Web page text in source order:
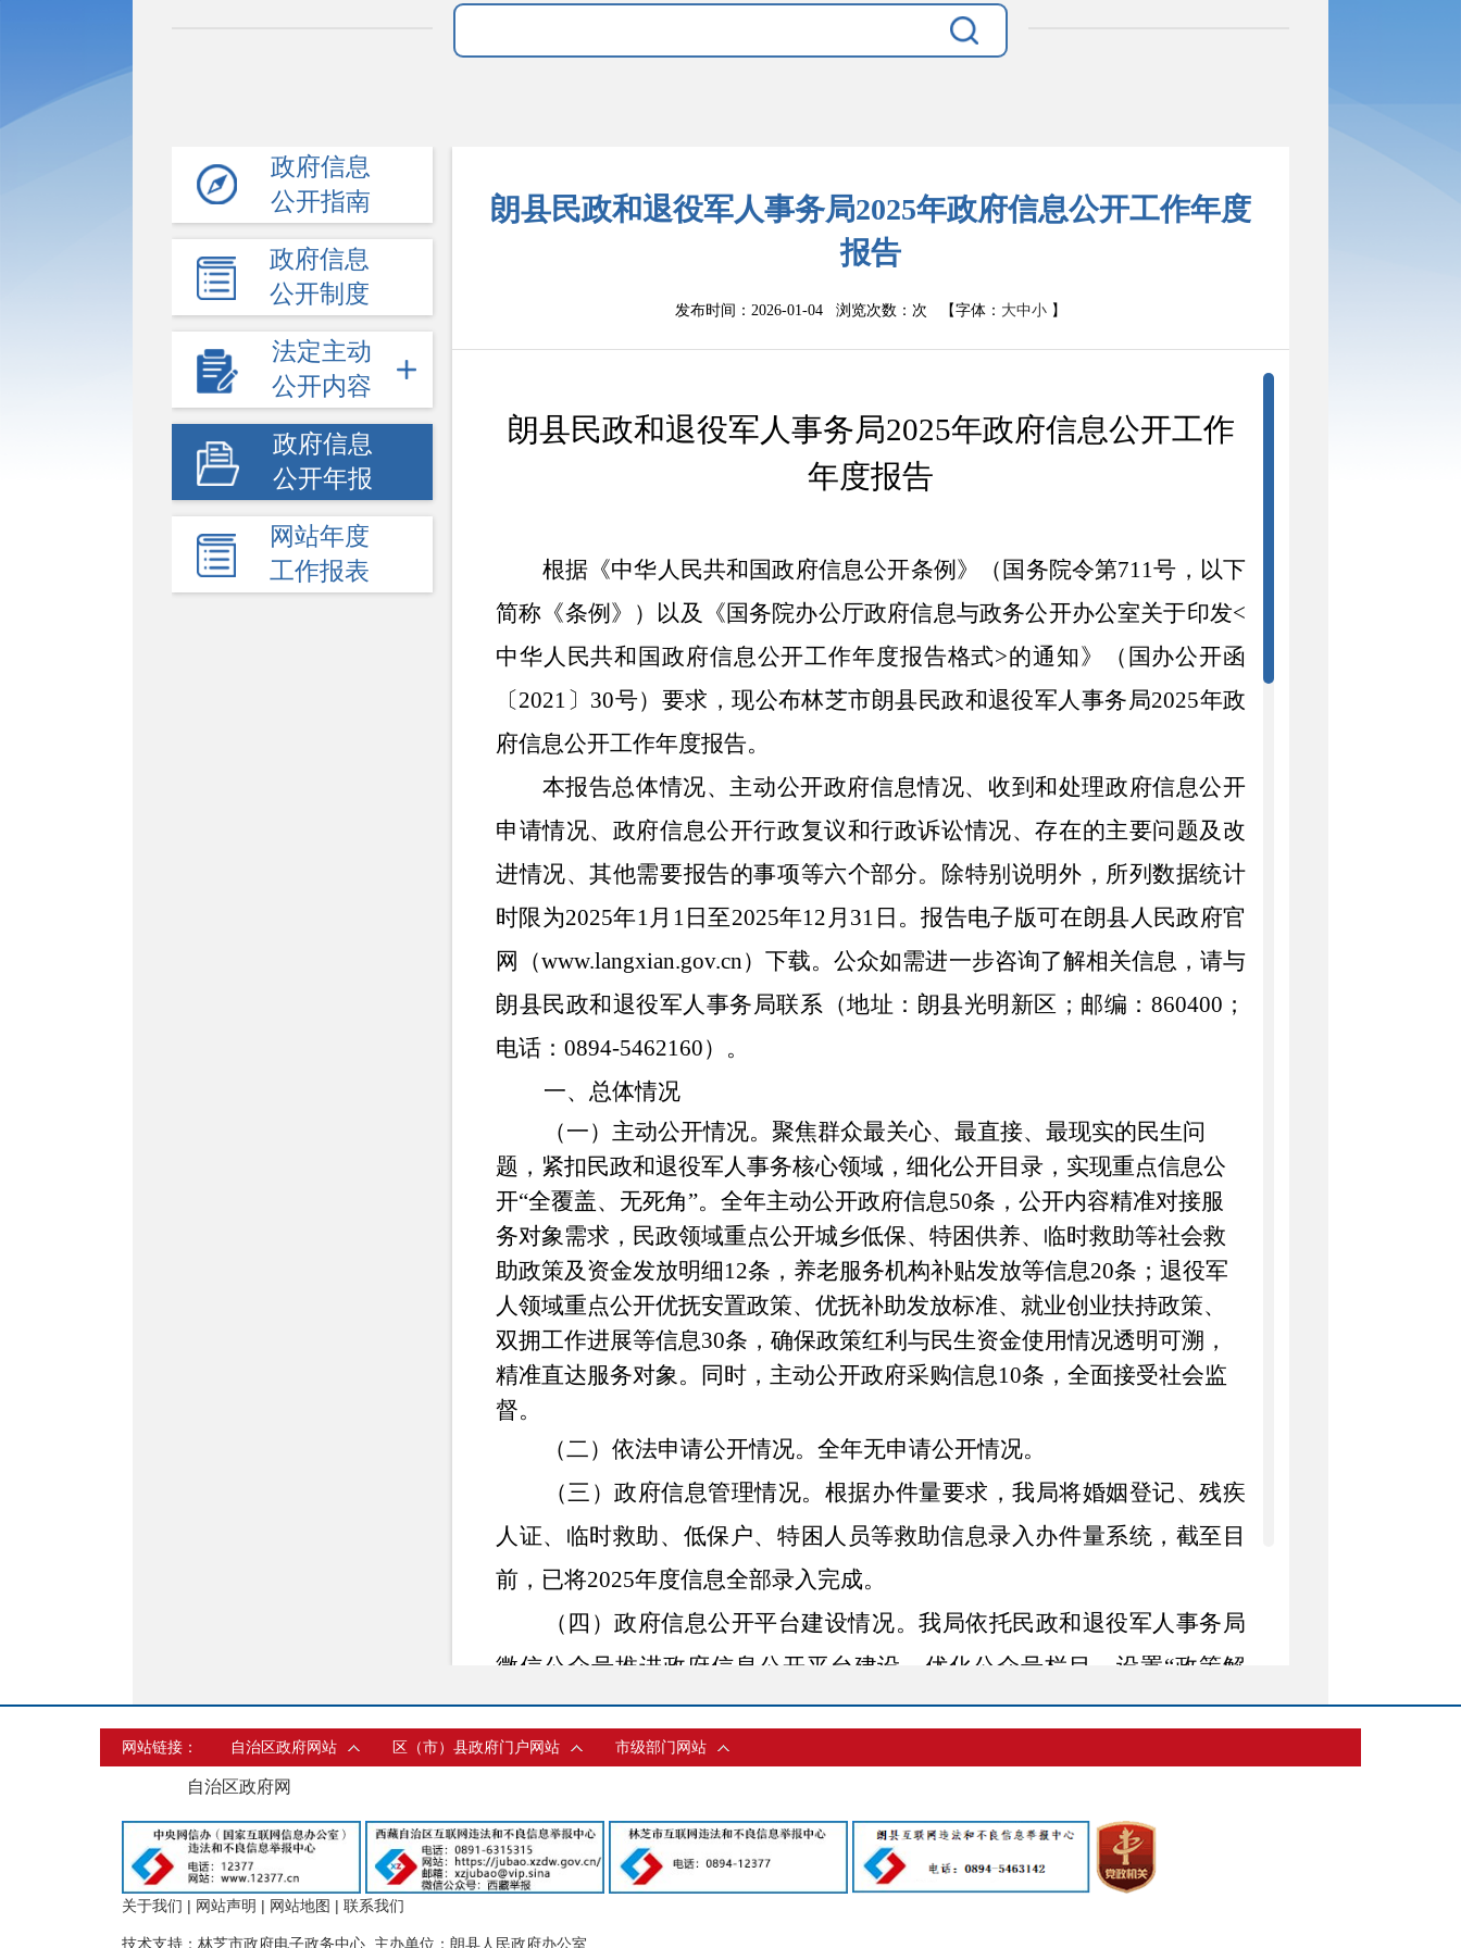
政府信息
公开指南
政府信息
公开制度
法定主动
公开内容
政府信息
公开年报
网站年度
工作报表
朗县民政和退役军人事务局2025年政府信息公开工作年度
报告
发布时间：2026-01-04 浏览次数： 次 【字体： 大中小 】
朗县民政和退役军人事务局2025年政府信息公开工作
年度报告
根据《中华人民共和国政府信息公开条例》（国务院令第711号，以下
简称《条例》 ）以及《国务院办公厅政府信息与政务公开办公室关于印发<
中华人民共和国政府信息公开工作年度报告格式>的通知》（国办公开函
〔2021 〕 30号）要求，现公布林芝市朗县民政和退役军人事务局2025年政
府信息公开工作年度报告。
本报告总体情况、主动公开政府信息情况、收到和处理政府信息公开
申请情况、政府信息公开行政复议和行政诉讼情况、存在的主要问题及改
进情况、其他需要报告的事项等六个部分。除特别说明外，所列数据统计
时限为2025年1月1日至2025年12月31日。报告电子版可在朗县人民政府官
网
（www.langxian.gov.cn）下载。公众如需进一步咨询了解相关信息，请与
朗县民政和退役军人事务局联系（地址：朗县光明新区；邮编： 860400；
电话：0894-5462160）。
一、总体情况
（一）主动公开情况。 聚焦群众最关心、最直接、最现实的民生问
题，紧扣民政和退役军人事务核心领域，细化公开目录，实现重点信息公
开“全覆盖、无死角”。全年主动公开政府信息50条，公开内容精准对接服
务对象需求 ， 民政领域重点公开城乡低保、特困供养、临时救助等社会救
助政策及资金发放明细12条，养老服务机构补贴发放等信息20条；退役军
人领域重点公开优抚安置政策、优抚补助发放标准、就业创业扶持政策、
双拥工作进展等信息30条，确保政策红利与民生资金使用情况透明可溯，
精准直达服务对象。同时，主动公开政府采购信息10条，全面接受社会监
督。
（二）依法申请公开情况。 全年无申请公开情况。
（三）政府信息管理情况。 根据办件量要求，我局将婚姻登记、残疾
人证、临时救助、低保户、特困人员等救助信息录入办件量系统， 截至 目
前，已将2025年度信息全部录入完成。
（四）政府信息公开平台建设情况。我局依托民政和退役军人事务局
微信公众号推进政府信息公开平台建设，优化公众号栏目，设置“政策解
读”“业务办理”等3个核心板块，发布民政业务流程、退役军人相关政策等信
息50余条 ；建立信息更新机制，明确
响应并解答群众咨询50余次，以公众号为载体提升了政务公开透明度与便
民性。
网站链接： 自治区政府网站 区（市）县政府门户网站 市级部门网站
自治区政府网
关于我们 | 网站声明 | 网站地图 | 联系我们
技术支持：林芝市政府电子政务中心 主办单位：朗县人民政府办公室